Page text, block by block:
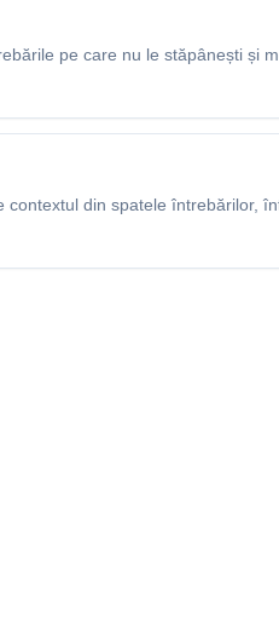
pe care nu le stăpânești și
din spatele întrebărilor,